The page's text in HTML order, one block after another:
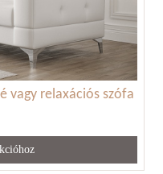
vagy relaxációs szófa